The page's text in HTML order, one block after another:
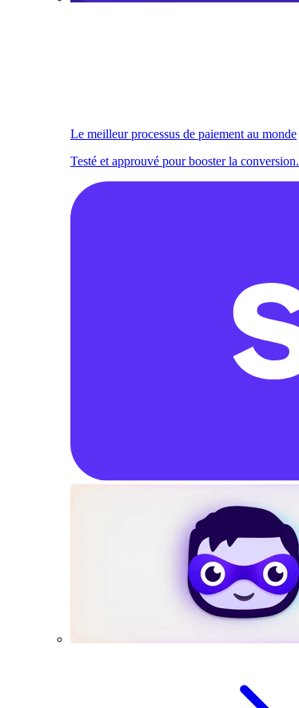
Le meilleur processus de paiement au monde
Testé et approuvé pour booster la conversion.